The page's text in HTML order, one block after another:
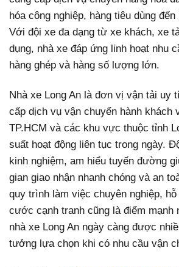
hóa công nghiệp, hàng tiêu dùng
Với đội xe đa dạng từ xe khách, xe
dụng, nhà xe đáp ứng linh hoạt nhu
hàng ghép và hàng số lượng lớn.
Nhà xe Long An là đơn vị vận tải uy
cấp dịch vụ vận chuyển hành khách
TP.HCM và các khu vực thuộc tỉnh
suất hoạt động liên tục trong ngày.
kinh nghiệm, am hiểu tuyến đường
gian giao nhận nhanh chóng và an
quy trình làm việc chuyên nghiệp,
cước cạnh tranh cũng là điểm mạnh
nhà xe Long An ngày càng được
tưởng lựa chọn khi có nhu cầu vận